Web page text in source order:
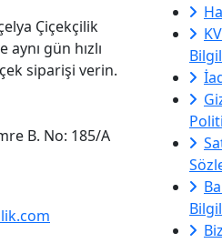
Çiçekçilik
gün hızlı
siparişi verin.
B. No: 185/A